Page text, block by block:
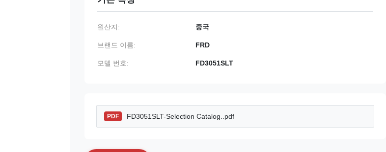
원산지: 중국
브랜드 이름: FRD
모델 번호: FD3051SLT
PDF FD3051SLT-Selection Catalog..pdf